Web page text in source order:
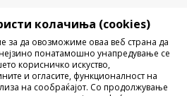
колачиња (cookies)
за да овозможиме оваа веб страна да
понатамошно унапредување се
корисничко искуство,
и огласите, функционалност на
на сообраќајот. Со продолжување